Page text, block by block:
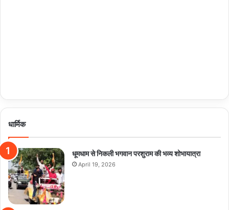
धार्मिक
धूमधाम से निकली भगवान परशुराम की भव्य शोभायात्रा
April 19, 2026